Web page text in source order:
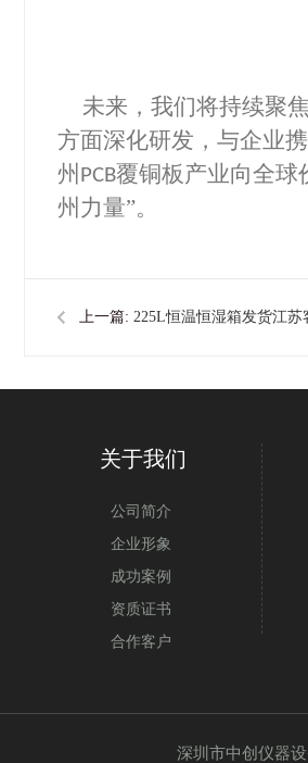
未来，我们将持续聚
方面深化研发，与企业
州 PCB覆铜板产业向全球
州力量”。
上一篇: 225L恒温恒湿箱发货江苏
关于我们
公司简介
企业形象
成功案例
资质证书
合作客户
深圳市中创仪器